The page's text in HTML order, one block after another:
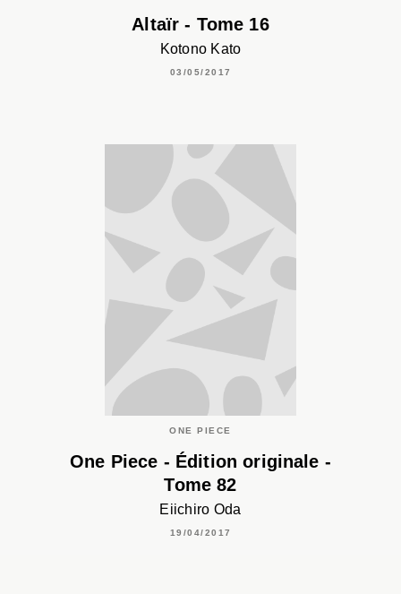
Altaïr - Tome 16
Kotono Kato
03/05/2017
ONE PIECE
One Piece - Édition originale -
Tome 82
Eiichiro Oda
19/04/2017